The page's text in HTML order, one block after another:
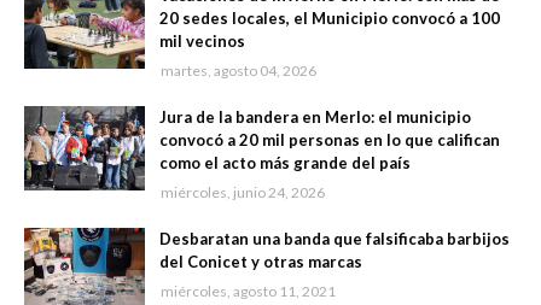
20 sedes locales, el Municipio convocó a 100
mil vecinos
martes, agosto 04, 2026
Jura de la bandera en Merlo: el municipio
convocó a 20 mil personas en lo que califican
como el acto más grande del país
miércoles, junio 24, 2026
Desbaratan una banda que falsificaba barbijos
del Conicet y otras marcas
miércoles, agosto 11, 2021